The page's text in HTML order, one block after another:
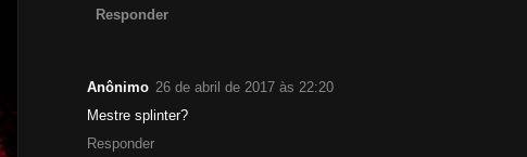
Responder
Anônimo 26 de abril de 2017 às 22:20
Mestre splinter?
Responder